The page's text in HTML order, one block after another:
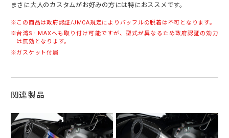
まさに大人のカスタムがお好みの方には特におススメです。
この商品は政府認証/JMCA規定によりバッフルの脱着は不可となります。
台湾S‐MAXへも取り付け可能ですが、型式が異なるため政府認証の効力
は無効となります。
ガスケット付属
関連製品